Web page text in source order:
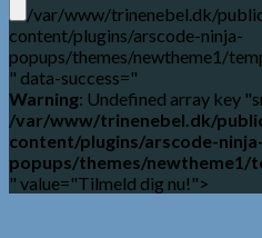
/var/www/trinenebel.dk/
content/plugins/arscode-ninja-
popups/themes/newtheme1/
" data-success="
Warning: Undefined array key
/var/www/trinenebel.dk/
content/plugins/arscode-ninja-
popups/themes/newtheme1/
" value="Tilmeld dig nu!">